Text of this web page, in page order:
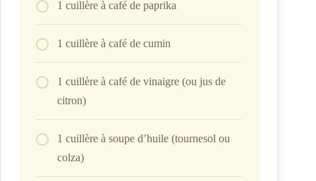
1 cuillère à café de paprika
1 cuillère à café de cumin
1 cuillère à café de vinaigre (ou jus de
citron)
1 cuillère à soupe d’huile (tournesol ou
colza)